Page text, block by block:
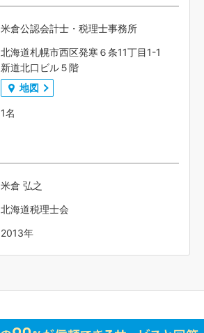
米倉公認会計士・税理士事務所
北海道札幌市西区発寒６条11丁目1-1
新道北口ビル５階
地図
1名
米倉 弘之
北海道税理士会
2013年